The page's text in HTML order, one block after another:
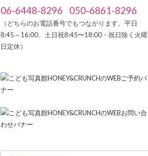
06-6448-8296 050-6861-8296
（どちらのお電話番号でもつながります。平日
8:45～16:00、土日祝8:45〜18:00・祝日除く火曜
日定休）